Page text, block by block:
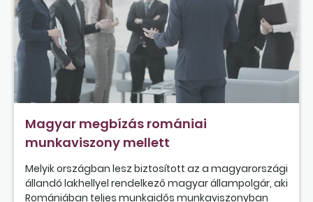
Magyar megbízás romániai
munkaviszony mellett
Melyik országban lesz biztosított az a magyarországi
állandó lakhellyel rendelkező magyar állampolgár, aki
Romániában teljes munkaidős munkaviszonyban